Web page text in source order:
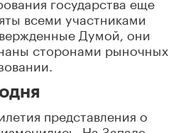
всеми участниками
Думой, они
сторонами рыночных
представления о